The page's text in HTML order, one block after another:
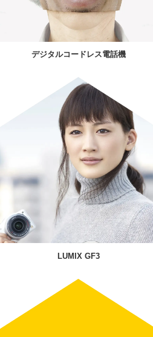
デジタルコードレス電話機
LUMIX GF3